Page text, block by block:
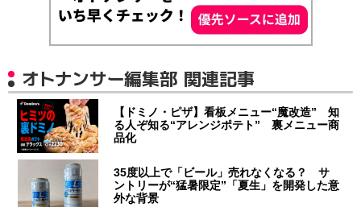
オトナンサー編集部 関連記事
【ドミノ・ピザ】看板メニュー“魔改造” 知
る人ぞ知る“アレンジポテト” 裏メニュー商
品化
35度以上で「ビール」売れなくなる？ サ
ントリーが“猛暑限定”「夏生」を開発した意
外な背景